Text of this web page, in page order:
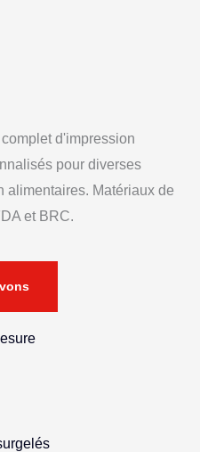
d'impression
pour diverses
alimentaires. Matériaux de
et BRC.